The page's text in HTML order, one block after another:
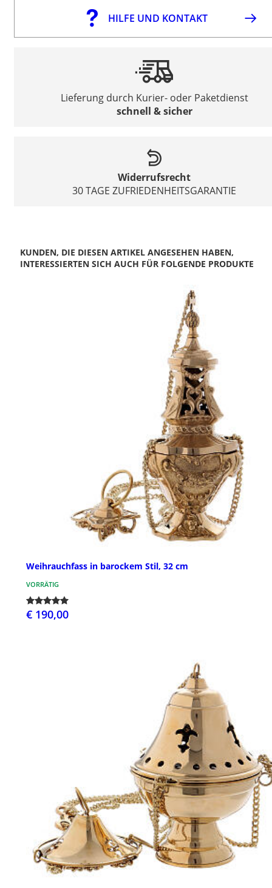
HILFE UND KONTAKT
Lieferung durch Kurier- oder Paketdienst
schnell & sicher
Widerrufsrecht
30 TAGE ZUFRIEDENHEITSGARANTIE
KUNDEN, DIE DIESEN ARTIKEL ANGESEHEN HABEN,
INTERESSIERTEN SICH AUCH FÜR FOLGENDE PRODUKTE
Weihrauchfass in barockem Stil, 32 cm
VORRÄTIG
€ 190,00